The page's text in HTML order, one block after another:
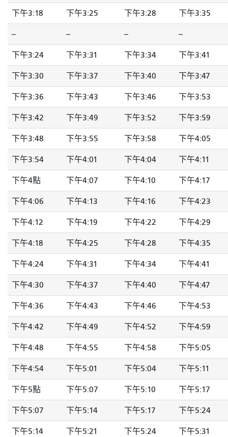
下午3:18 下午3:25 下午3:28 下午3:35
-- -- -- --
下午3:24 下午3:31 下午3:34 下午3:41
下午3:30 下午3:37 下午3:40 下午3:47
下午3:36 下午3:43 下午3:46 下午3:53
下午3:42 下午3:49 下午3:52 下午3:59
下午3:48 下午3:55 下午3:58 下午4:05
下午3:54 下午4:01 下午4:04 下午4:11
下午4點 下午4:07 下午4:10 下午4:17
下午4:06 下午4:13 下午4:16 下午4:23
下午4:12 下午4:19 下午4:22 下午4:29
下午4:18 下午4:25 下午4:28 下午4:35
下午4:24 下午4:31 下午4:34 下午4:41
下午4:30 下午4:37 下午4:40 下午4:47
下午4:36 下午4:43 下午4:46 下午4:53
下午4:42 下午4:49 下午4:52 下午4:59
下午4:48 下午4:55 下午4:58 下午5:05
下午4:54 下午5:01 下午5:04 下午5:11
下午5點 下午5:07 下午5:10 下午5:17
下午5:07 下午5:14 下午5:17 下午5:24
下午5:14 下午5:21 下午5:24 下午5:31